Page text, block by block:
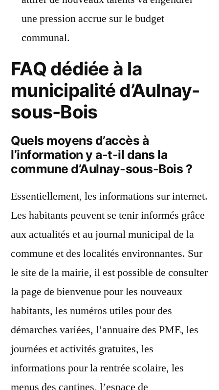
une pression accrue sur le budget
communal.
FAQ dédiée à la
municipalité d’Aulnay-
sous-Bois
Quels moyens d’accès à
l’information y a-t-il dans la
commune d’Aulnay-sous-Bois ?
Essentiellement, les informations sur internet.
Les habitants peuvent se tenir informés grâce
aux actualités et au journal municipal de la
commune et des localités environnantes. Sur
le site de la mairie, il est possible de consulter
la page de bienvenue pour les nouveaux
habitants, les numéros utiles pour des
démarches variées, l’annuaire des PME, les
journées et activités gratuites, les
informations pour la rentrée scolaire, les